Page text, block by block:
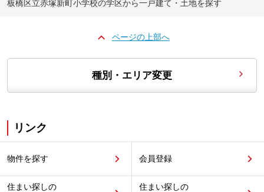
板橋区立赤塚新町小学校の学区から一戸建て・土地を探す
ページの上部へ
種別・エリア変更
リンク
物件を探す 会員登録
住まい探しの
住まい探しの